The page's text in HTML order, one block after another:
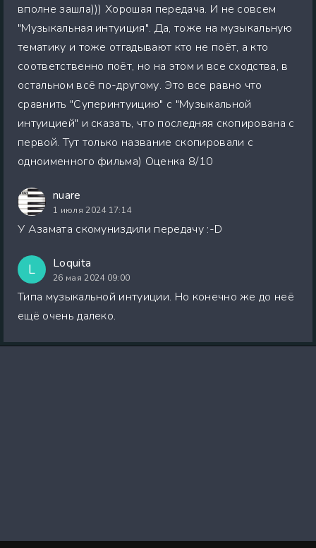
вполне зашла))) Хорошая передача. И не совсем
"Музыкальная интуиция". Да, тоже на музыкальную
тематику и тоже отгадывают кто не поёт, а кто
соответственно поёт, но на этом и все сходства, в
остальном всё по-другому. Это все равно что
сравнить "Суперинтуицию" с "Музыкальной
интуицией" и сказать, что последняя скопирована с
первой. Тут только название скопировали с
одноименного фильма) Оценка 8/10
nuare
1 июля 2024 17:14
У Азамата скомуниздили передачу :-D
L Loquita
26 мая 2024 09:00
Типа музыкальной интуиции. Но конечно же до неё
ещё очень далеко.